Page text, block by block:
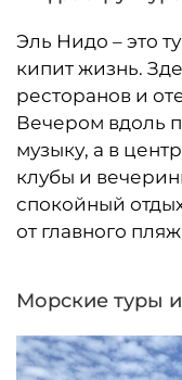
Эль Нидо – это
кипит жизнь.
ресторанов и
Вечером вдоль
музыку, а в
клубы и
спокойный
от главного
Морские туры